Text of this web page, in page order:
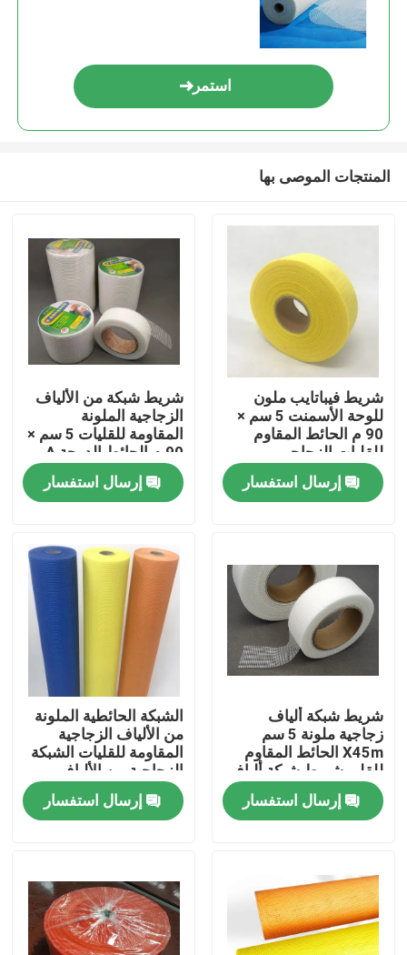
منزل
المنتجات
ضبط الجودة
اتصل بنا
طلب اقتباس
Russian website
شاشة النافذة
شبكة ظلال PE
استمر
المنتجات الموصى بها
شريط فيباتايب ملون
للوحة الأسمنت 5 سم ×
90 م الحائط المقاوم
للقليات الزجاجي
الصناعي الصف A
إرسال استفسار
شريط شبكة من الألياف
الزجاجية الملونة
المقاومة للقليات 5 سم ×
90 م الحائط الدرجة A
إرسال استفسار
شريط شبكة ألياف
زجاجية ملونة 5 سم
X45m الحائط المقاوم
للقلي شريط شبكة ألياف
زجاجية ملصق
إرسال استفسار
الشبكة الحائطية الملونة
من الألياف الزجاجية
المقاومة للقليات الشبكة
الزجاجية من الألياف
الزجاجية من الدرجة A
إرسال استفسار